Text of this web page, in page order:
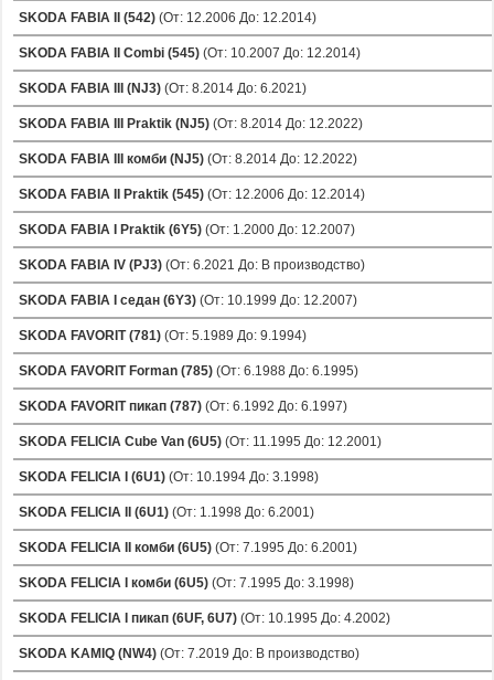
SKODA FABIA II (542)(От: 12.2006 До: 12.2014)
SKODA FABIA II Combi (545)(От: 10.2007 До: 12.2014)
SKODA FABIA III (NJ3)(От: 8.2014 До: 6.2021)
SKODA FABIA III Praktik (NJ5)(От: 8.2014 До: 12.2022)
SKODA FABIA III комби (NJ5)(От: 8.2014 До: 12.2022)
SKODA FABIA II Praktik (545)(От: 12.2006 До: 12.2014)
SKODA FABIA I Praktik (6Y5)(От: 1.2000 До: 12.2007)
SKODA FABIA IV (PJ3)(От: 6.2021 До: В производство)
SKODA FABIA I седан (6Y3)(От: 10.1999 До: 12.2007)
SKODA FAVORIT (781)(От: 5.1989 До: 9.1994)
SKODA FAVORIT Forman (785)(От: 6.1988 До: 6.1995)
SKODA FAVORIT пикап (787)(От: 6.1992 До: 6.1997)
SKODA FELICIA Cube Van (6U5)(От: 11.1995 До: 12.2001)
SKODA FELICIA I (6U1)(От: 10.1994 До: 3.1998)
SKODA FELICIA II (6U1)(От: 1.1998 До: 6.2001)
SKODA FELICIA II комби (6U5)(От: 7.1995 До: 6.2001)
SKODA FELICIA I комби (6U5)(От: 7.1995 До: 3.1998)
SKODA FELICIA I пикап (6UF, 6U7)(От: 10.1995 До: 4.2002)
SKODA KAMIQ (NW4)(От: 7.2019 До: В производство)